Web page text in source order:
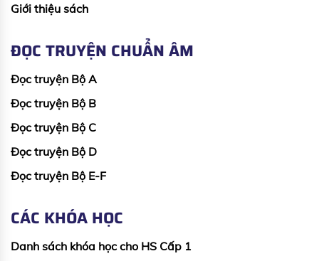
Giới thiệu sách
ĐỌC TRUYỆN CHUẨN ÂM
Đọc truyện Bộ A
Đọc truyện Bộ B
Đọc truyện Bộ C
Đọc truyện Bộ D
Đọc truyện Bộ E-F
CÁC KHÓA HỌC
Danh sách khóa học cho HS Cấp 1